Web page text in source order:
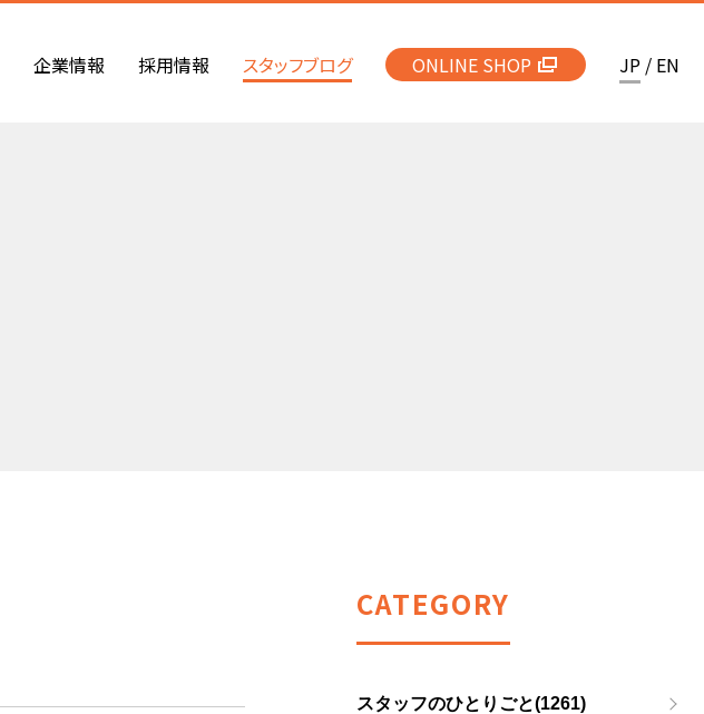
企業情報 採用情報 スタッフブログ ONLINE SHOP JP / EN
CATEGORY
スタッフのひとりごと(1261)